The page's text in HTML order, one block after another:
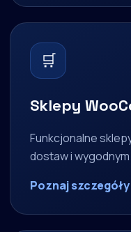
🛒
Sklepy
Funkcjonalne
dostaw i
Poznaj